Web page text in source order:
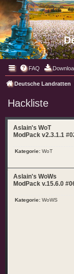
FAQ
Deutsche Landratten
Hackliste
Aslain's WoT
ModPack v2.3.1.1
Kategorie: WoT
Aslain's WoWs
ModPack v.15.6.0
Kategorie: WoWS